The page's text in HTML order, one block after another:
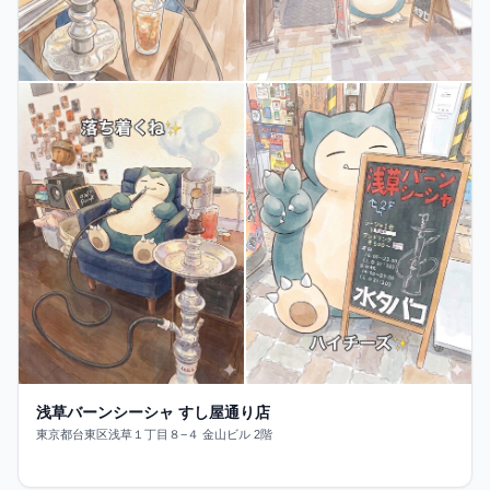
浅草バーンシーシャ すし屋通り店
東京都台東区浅草１丁目８−４ 金山ビル 2階